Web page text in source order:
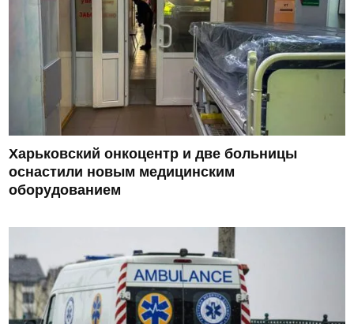
Харьковский онкоцентр и две больницы
оснастили новым медицинским
оборудованием